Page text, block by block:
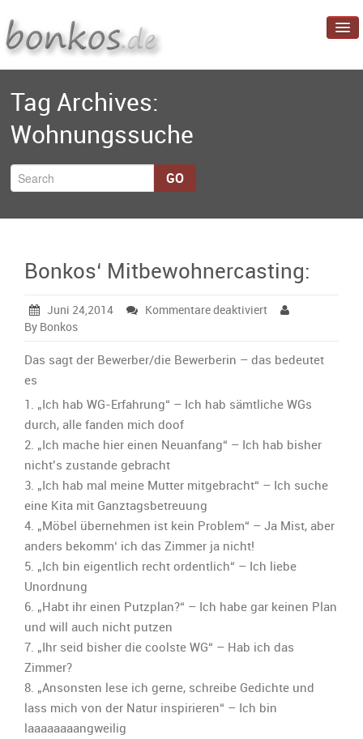
Startseite
Blog
Projekte
Über mich
Tag Archives:
Wohnungssuche
GO
Bonkos‘ Mitbewohnercasting:
Juni 24,2014 Kommentare deaktiviertfür
By Bonkos
Das sagt der Bewerber/die Bewerberin – das bedeutet
es
1. „Ich hab WG-Erfahrung“ – Ich hab sämtliche WGs
durch, alle fanden mich doof
2. „Ich mache hier einen Neuanfang“ – Ich hab bisher
nicht’s zustande gebracht
3. „Ich hab mal meine Mutter mitgebracht“ – Ich suche
eine Kita mit Ganztagsbetreuung
4. „Möbel übernehmen ist kein Problem“ – Ja Mist, aber
anders bekomm‘ ich das Zimmer ja nicht!
5. „Ich bin eigentlich recht ordentlich“ – Ich liebe
Unordnung
6. „Habt ihr einen Putzplan?“ – Ich habe gar keinen Plan
und will auch nicht putzen
7. „Ihr seid bisher die coolste WG“ – Hab ich das
Zimmer?
8. „Ansonsten lese ich gerne, schreibe Gedichte und
lass mich von der Natur inspirieren“ – Ich bin
laaaaaaaangweilig